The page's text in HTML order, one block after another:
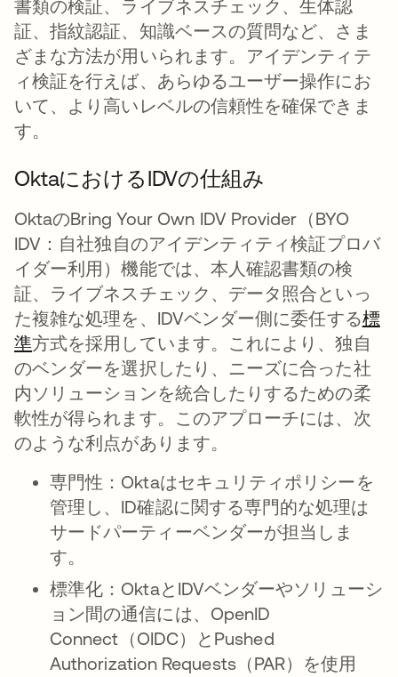
書類の検証、ライブネスチェック、生体認
証、指紋認証、知識ベースの質問など、さま
ざまな方法が用いられます。アイデンティテ
ィ検証を行えば、あらゆるユーザー操作にお
いて、より高いレベルの信頼性を確保できま
す。
OktaにおけるIDVの仕組み
OktaのBring Your Own IDV Provider（BYO
IDV：自社独自のアイデンティティ検証プロバ
イダー利用）機能では、本人確認書類の検
証、ライブネスチェック、データ照合といっ
た複雑な処理を、IDVベンダー側に委任する標
準方式を採用しています。これにより、独自
のベンダーを選択したり、ニーズに合った社
内ソリューションを統合したりするための柔
軟性が得られます。このアプローチには、次
のような利点があります。
専門性： Oktaはセキュリティポリシーを
管理し、ID確認に関する専門的な処理は
サードパーティーベンダーが担当しま
す。
標準化： OktaとIDVベンダーやソリューシ
ョン間の通信には、OpenID
Connect（OIDC）とPushed
Authorization Requests（PAR）を使用